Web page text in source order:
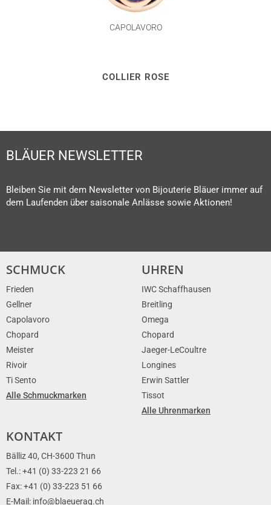
CAPOLAVORO
COLLIER ROSE
BLÄUER NEWSLETTER
Bleiben Sie mit dem Newsletter von Bijouterie Bläuer immer auf
dem Laufenden über saisonale Anlässe sowie Aktionen!
SCHMUCK
Frieden
Gellner
Capolavoro
Chopard
Meister
Rivoir
Ti Sento
Alle Schmuckmarken
UHREN
IWC Schaffhausen
Breitling
Omega
Chopard
Jaeger-LeCoultre
Longines
Erwin Sattler
Tissot
Alle Uhrenmarken
KONTAKT
Bälliz 40, CH-3600 Thun
Tel.: +41 (0) 33-223 21 66
Fax: +41 (0) 33-223 51 66
E-Mail: info@blaeuerag.ch